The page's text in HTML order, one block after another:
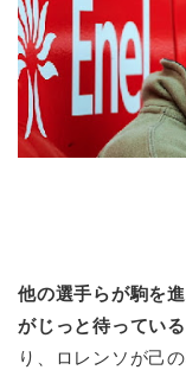
他の選手らが駒を
がじっと待っている
り、ロレンソが己